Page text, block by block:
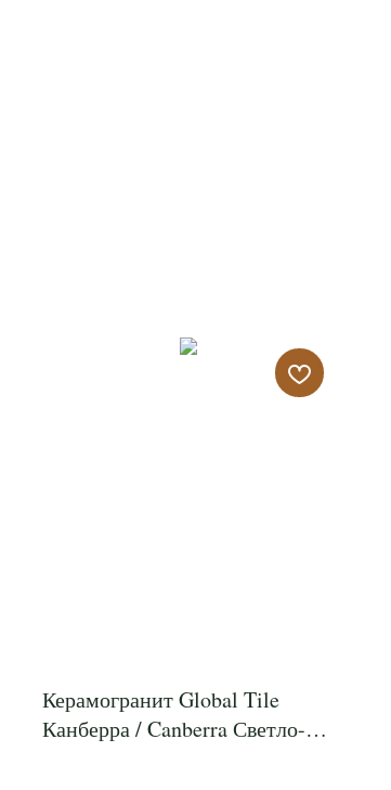
Керамогранит Global Tile
Канберра / Canberra Светло-